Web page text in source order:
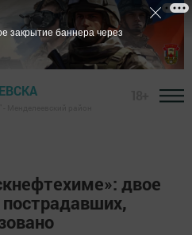
двое
закрытие баннера через